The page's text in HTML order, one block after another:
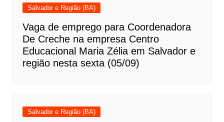
Salvador e Região (BA)
Vaga de emprego para Coordenadora
De Creche na empresa Centro
Educacional Maria Zélia em Salvador e
região nesta sexta (05/09)
Salvador e Região (BA)